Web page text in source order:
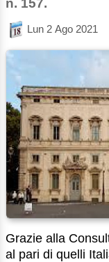
n. 157.
Lun 2 Ago 2021
Grazie alla
al pari di quelli